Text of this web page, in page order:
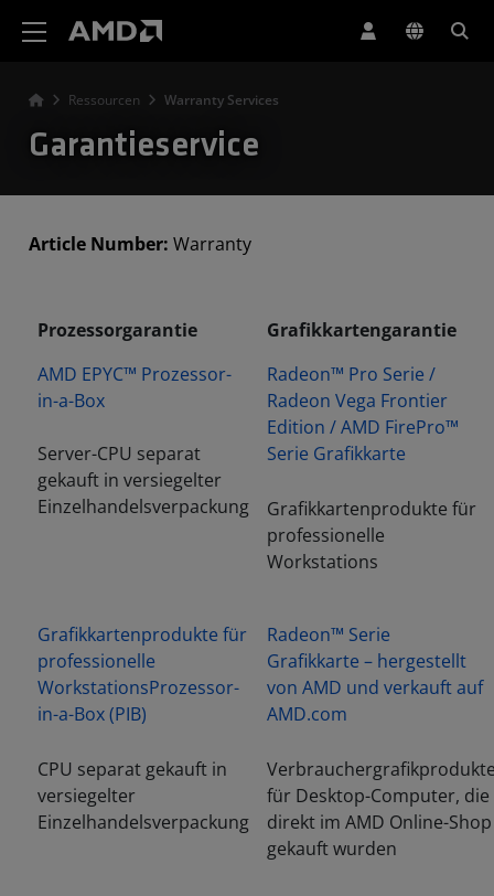
Ressourcen Warranty Services
Garantieservice
Article Number: Warranty
Prozessorgarantie
Grafikkartengarantie
AMD EPYC™ Prozessor-
in-a-Box
Server-CPU separat
gekauft in versiegelter
Einzelhandelsverpackung
Radeon™ Pro Serie /
Radeon Vega Frontier
Edition / AMD FirePro™
Serie Grafikkarte
Grafikkartenprodukte für
professionelle
Workstations
Grafikkartenprodukte für
professionelle
WorkstationsProzessor-
in-a-Box (PIB)
CPU separat gekauft in
versiegelter
Einzelhandelsverpackung
Radeon™ Serie
Grafikkarte – hergestellt
von AMD und verkauft auf
AMD.com
für Desktop-Computer, die
direkt im AMD Online-Shop
gekauft wurden